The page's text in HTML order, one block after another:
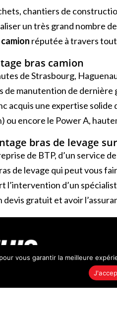
chantiers de
un très grand nombre
réputée à travers
bras camion
de Strasbourg,
de manutention de
acquis une expertise
ou encore le Power A,
bras de levage
de BTP, d’un service
de levage qui peut vous
d’un
devis gratuit et avoir
vous garantir la meilleure